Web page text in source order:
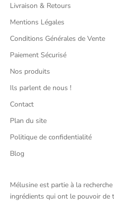
Livraison & Retours
Mentions Légales
Conditions Générales de Vente
Paiement Sécurisé
Nos produits
Ils parlent de nous !
Contact
Plan du site
Politique de confidentialité
Blog
Mélusine est partie à la
ingrédients qui ont le pouvoir de